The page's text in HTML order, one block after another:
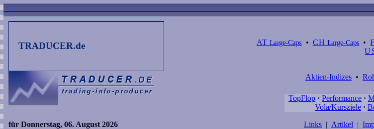
TRADUCER.de
AT Large-Caps• CH Large-Caps•
Aktien-Indizes •
TopFlop · Performance ·
Vola/Kursziele ·
für Donnerstag, 06. August 2026 Links | Artikel |